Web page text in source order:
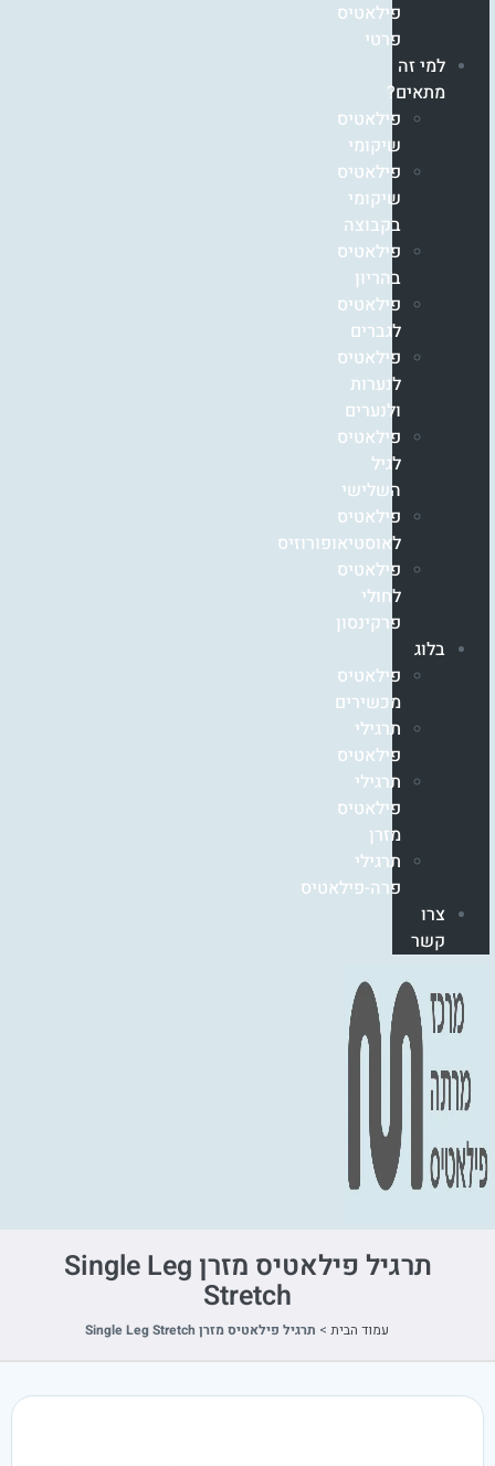
פילאטיס
פרטי
למי זה
מתאים?
פילאטיס
שיקומי
פילאטיס
שיקומי
בקבוצה
פילאטיס
בהריון
פילאטיס
לגברים
פילאטיס
לנערות
ולנערים
פילאטיס
לגיל
השלישי
פילאטיס
לאוסטיאופורוזיס
פילאטיס
לחולי
פרקינסון
בלוג
פילאטיס
מכשירים
תרגילי
פילאטיס
תרגילי
פילאטיס
מזרן
תרגילי
פרה-פילאטיס
צרו
קשר
תרגיל פילאטיס מזרן Single Leg
Stretch
עמוד הבית > תרגיל פילאטיס מזרן Single Leg Stretch